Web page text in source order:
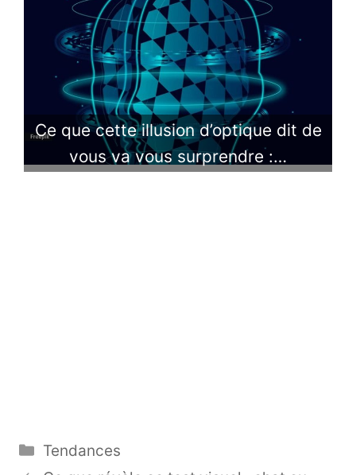
Ce que cette illusion d’optique dit de
vous va vous surprendre :…
Catégories
Tendances